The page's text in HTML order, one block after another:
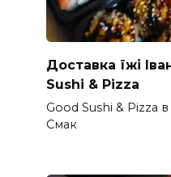
Доставка їжі
Sushi & Pizza
Good Sushi & Pizza
Смак